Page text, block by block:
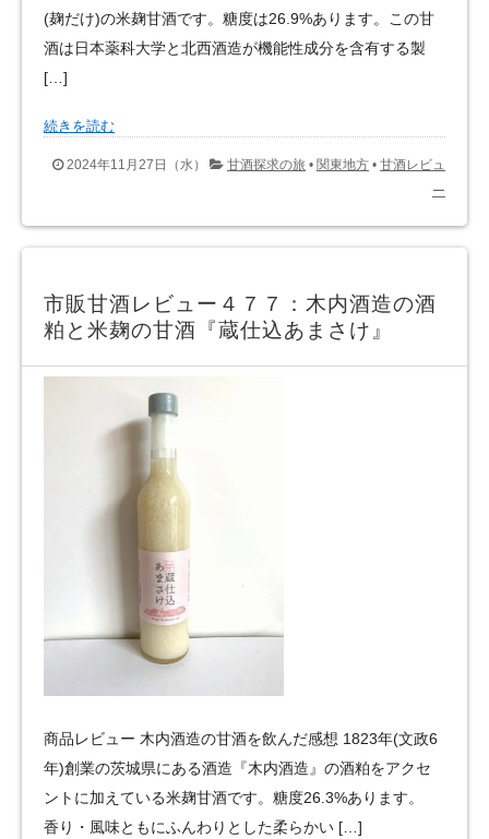
(麹だけ)の米麹甘酒です。糖度は26.9%あります。この甘
酒は日本薬科大学と北西酒造が機能性成分を含有する製
[…]
続きを読む
2024年11月27日（水） 甘酒探求の旅 • 関東地方 • 甘酒レビュ
ー
市販甘酒レビュー４７７：木内酒造の酒
粕と米麹の甘酒『蔵仕込あまさけ』
商品レビュー 木内酒造の甘酒を飲んだ感想 1823年(文政6
年)創業の茨城県にある酒造『木内酒造』の酒粕をアクセ
ントに加えている米麹甘酒です。糖度26.3%あります。
香り・風味ともにふんわりとした柔らかい […]